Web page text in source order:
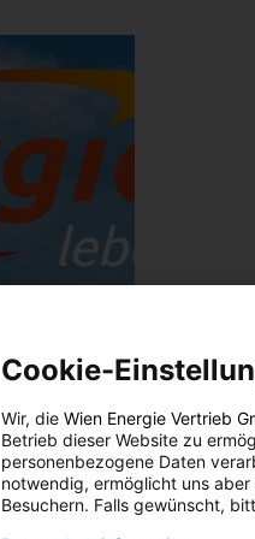
Cookie-
Wir, die Wien Energie Vertrieb
Betrieb dieser Website zu
personenbezogene Daten
notwendig, ermöglicht uns
Besuchern. Falls gewünscht,